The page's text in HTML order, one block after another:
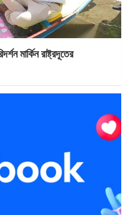
মার্কিন রাষ্ট্রদূতের